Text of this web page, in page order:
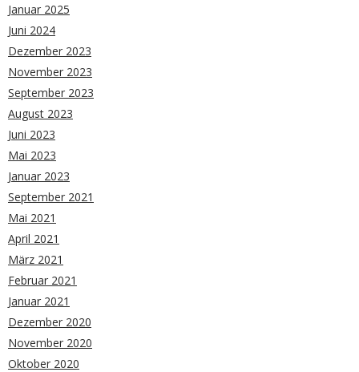
Januar 2025
Juni 2024
Dezember 2023
November 2023
September 2023
August 2023
Juni 2023
Mai 2023
Januar 2023
September 2021
Mai 2021
April 2021
März 2021
Februar 2021
Januar 2021
Dezember 2020
November 2020
Oktober 2020